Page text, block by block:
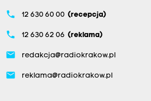
phone 12 630 60 00 (recepcja)
phone 12 630 62 06 (reklama)
email redakcja@radiokrakow.pl
email reklama@radiokrakow.pl